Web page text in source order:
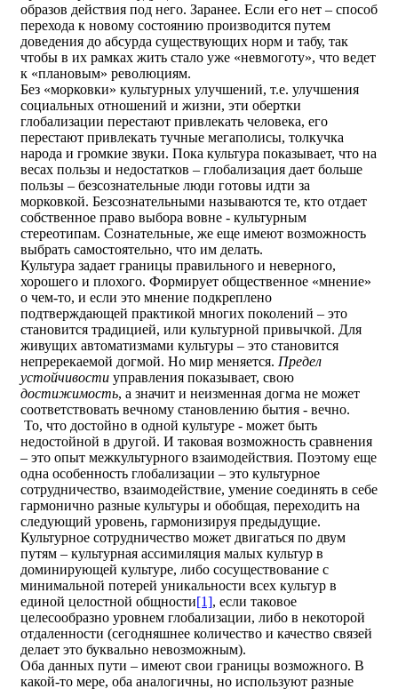
образов действия под него. Заранее. Если его нет – способ
перехода к новому состоянию производится путем
доведения до абсурда существующих норм и табу, так
чтобы в их рамках жить стало уже «невмоготу», что ведет
к «плановым» революциям.
Без «морковки» культурных улучшений, т.е. улучшения
социальных отношений и жизни, эти обертки
глобализации перестают привлекать человека, его
перестают привлекать тучные мегаполисы, толкучка
народа и громкие звуки. Пока культура показывает, что на
весах пользы и недостатков – глобализация дает больше
пользы – безсознательные люди готовы идти за
морковкой. Безсознательными называются те, кто отдает
собственное право выбора вовне - культурным
стереотипам. Сознательные, же еще имеют возможность
выбрать самостоятельно, что им делать.
Культура задает границы правильного и неверного,
хорошего и плохого. Формирует общественное «мнение»
о чем-то, и если это мнение подкреплено
подтверждающей практикой многих поколений – это
становится традицией, или культурной привычкой. Для
живущих автоматизмами культуры – это становится
непререкаемой догмой. Но мир меняется. Предел
устойчивости управления показывает, свою
достижимость, а значит и неизменная догма не может
соответствовать вечному становлению бытия - вечно.
То, что достойно в одной культуре - может быть
недостойной в другой. И таковая возможность сравнения
– это опыт межкультурного взаимодействия. Поэтому еще
одна особенность глобализации – это культурное
сотрудничество, взаимодействие, умение соединять в себе
гармонично разные культуры и обобщая, переходить на
следующий уровень, гармонизируя предыдущие.
Культурное сотрудничество может двигаться по двум
путям – культурная ассимиляция малых культур в
доминирующей культуре, либо сосуществование с
минимальной потерей уникальности всех культур в
единой целостной общности[1], если таковое
целесообразно уровнем глобализации, либо в некоторой
отдаленности (сегодняшнее количество и качество связей
делает это буквально невозможным).
Оба данных пути – имеют свои границы возможного. В
какой-то мере, оба аналогичны, но используют разные